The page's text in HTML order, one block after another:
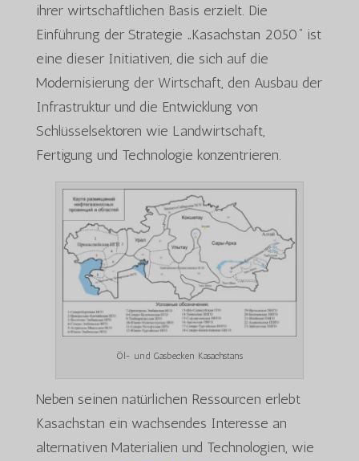
ihrer wirtschaftlichen Basis erzielt. Die
Einführung der Strategie „Kasachstan 2050“ ist
eine dieser Initiativen, die sich auf die
Modernisierung der Wirtschaft, den Ausbau der
Infrastruktur und die Entwicklung von
Schlüsselsektoren wie Landwirtschaft,
Fertigung und Technologie konzentrieren.
Öl- und Gasbecken Kasachstans
Neben seinen natürlichen Ressourcen erlebt
Kasachstan ein wachsendes Interesse an
alternativen Materialien und Technologien, wie